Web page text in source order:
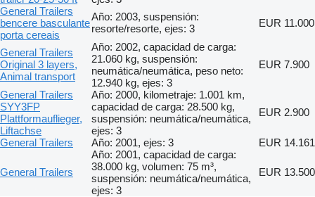
General Trailers
bencere basculante
porta cereais
Año: 2003, suspensión:
resorte/resorte, ejes: 3
EUR 11.000
General Trailers
Original 3 layers,
Animal transport
Año: 2002, capacidad de carga:
21.060 kg, suspensión:
neumática/neumática, peso neto:
12.940 kg, ejes: 3
EUR 7.900
General Trailers
SYY3FP
Plattformauflieger,
Liftachse
Año: 2000, kilometraje: 1.001 km,
capacidad de carga: 28.500 kg,
suspensión: neumática/neumática,
ejes: 3
EUR 2.900
General Trailers Año: 2001, ejes: 3 EUR 14.161
General Trailers
Año: 2001, capacidad de carga:
38.000 kg, volumen: 75 m³,
suspensión: neumática/neumática,
ejes: 3
EUR 13.500